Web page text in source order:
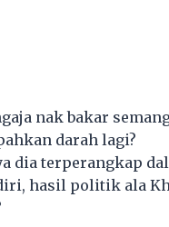
nak bakar
darah lagi?
dia terperangkap
hasil politik ala